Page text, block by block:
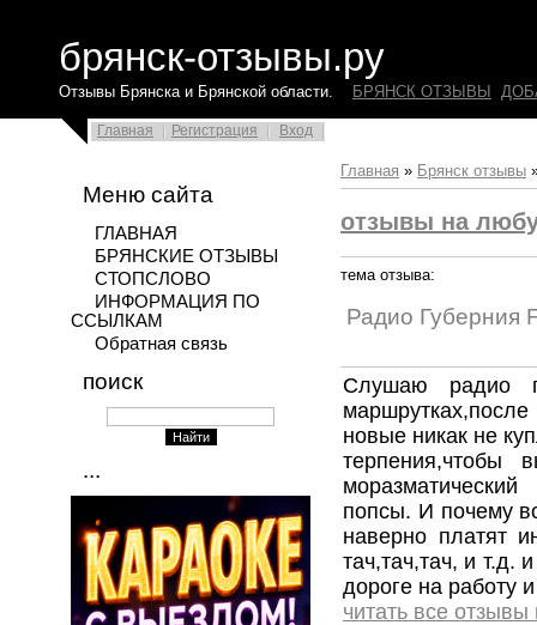
брянск-отзывы.ру
Отзывы Брянска и Брянской области. БРЯНСК ОТЗЫВЫ
Главная Регистрация Вход
Меню сайта
ГЛАВНАЯ
БРЯНСКИЕ ОТЗЫВЫ
СТОПСЛОВО
ИНФОРМАЦИЯ ПО
ССЫЛКАМ
Обратная связь
поиск
...
Главная » Брянск отзывы
отзывы на
тема отзыва:
Радио Губерния
Слушаю радио
новые никак не
терпения,чтобы
попсы. И почему
наверно платят
тач,тач,тач, и т.д.
дороге на работу
читать все